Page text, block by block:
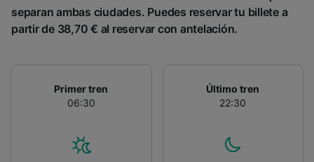
separan ambas ciudades. Puedes reservar tu billete a
partir de 38,70 € al reservar con antelación.
Primer tren
06:30
Último tren
22:30